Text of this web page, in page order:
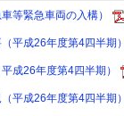
等緊急車両の入構）
平成26年度第4四半期
成26年度第4四半期）
平成26年度第4四半期